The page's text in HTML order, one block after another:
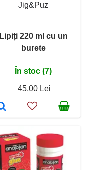
Jig&Puz
Lipiți 220 ml cu un
burete
În stoc (7)
45,00 Lei